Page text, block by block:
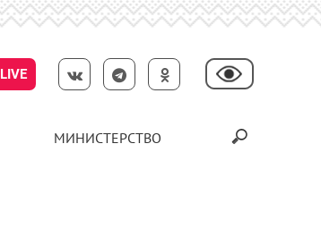
LIVE
МИНИСТЕРСТВО